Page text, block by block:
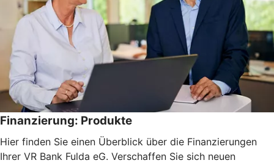
Finanzierung: Produkte
Hier finden Sie einen Überblick über die Finanzierungen
Ihrer VR Bank Fulda eG. Verschaffen Sie sich neuen